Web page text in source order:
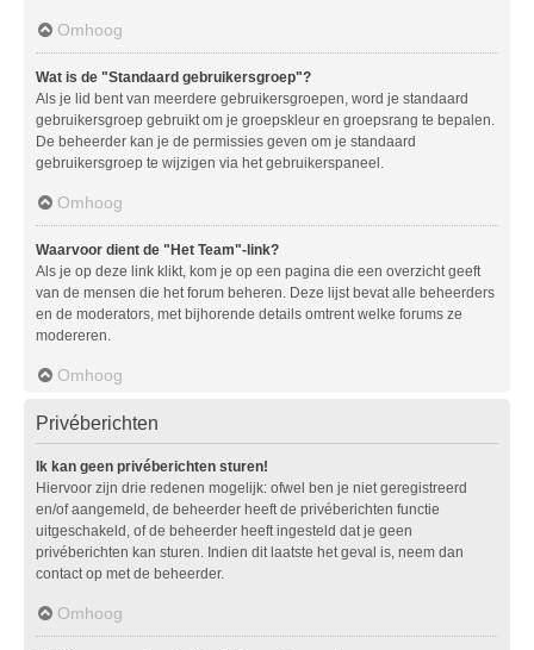
Omhoog
Wat is de "Standaard gebruikersgroep"?
Als je lid bent van meerdere gebruikersgroepen, word je standaard
gebruikersgroep gebruikt om je groepskleur en groepsrang te bepalen.
De beheerder kan je de permissies geven om je standaard
gebruikersgroep te wijzigen via het gebruikerspaneel.
Omhoog
Waarvoor dient de "Het Team"-link?
Als je op deze link klikt, kom je op een pagina die een overzicht geeft
van de mensen die het forum beheren. Deze lijst bevat alle beheerders
en de moderators, met bijhorende details omtrent welke forums ze
modereren.
Omhoog
Privéberichten
Ik kan geen privéberichten sturen!
Hiervoor zijn drie redenen mogelijk: ofwel ben je niet geregistreerd
en/of aangemeld, de beheerder heeft de privéberichten functie
uitgeschakeld, of de beheerder heeft ingesteld dat je geen
privéberichten kan sturen. Indien dit laatste het geval is, neem dan
contact op met de beheerder.
Omhoog